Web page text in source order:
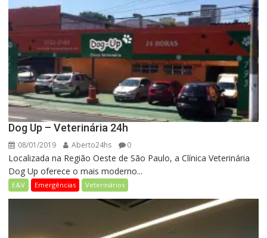
Dog Up – Veterinária 24h
08/01/2019 Aberto24hs 0
Localizada na Região Oeste de São Paulo, a Clínica Veterinária
Dog Up oferece o mais moderno...
E&V Emergências Veterinários